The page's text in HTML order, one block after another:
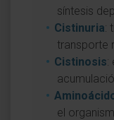
síntesis
Cistinuria:
transporte
Cistinosis:
el